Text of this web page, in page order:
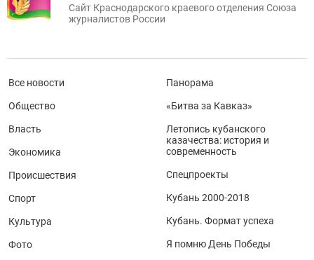
Сайт Краснодарского краевого отделения Союза
журналистов России
Все новости
Общество
Власть
Экономика
Происшествия
Спорт
Культура
Фото
Панорама
«Битва за Кавказ»
Летопись кубанского
казачества: история и
современность
Спецпроекты
Кубань 2000-2018
Кубань. Формат успеха
Я помню День Победы